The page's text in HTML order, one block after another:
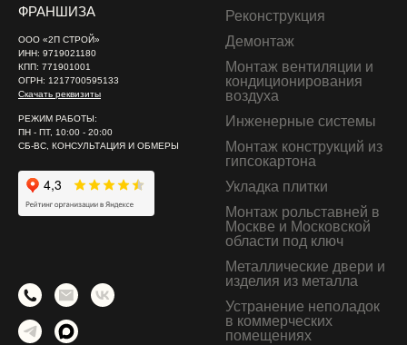
ФРАНШИЗА
ООО «2П СТРОЙ»
ИНН: 9719021180
КПП: 771901001
ОГРН: 1217700595133
Скачать реквизиты
РЕЖИМ РАБОТЫ:
ПН - ПТ, 10:00 - 20:00
СБ-ВС, КОНСУЛЬТАЦИЯ И ОБМЕРЫ
Реконструкция
Демонтаж
Монтаж вентиляции и
кондиционирования
воздуха
Инженерные системы
Монтаж конструкций из
гипсокартона
Укладка плитки
Монтаж рольставней в
Москве и Московской
области под ключ
Металлические двери и
изделия из металла
Устранение неполадок
в коммерческих
помещениях